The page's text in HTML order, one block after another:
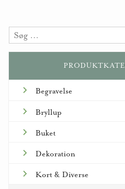
Søg
Begravelse
Bryllup
Buket
Dekoration
Kort & Diverse